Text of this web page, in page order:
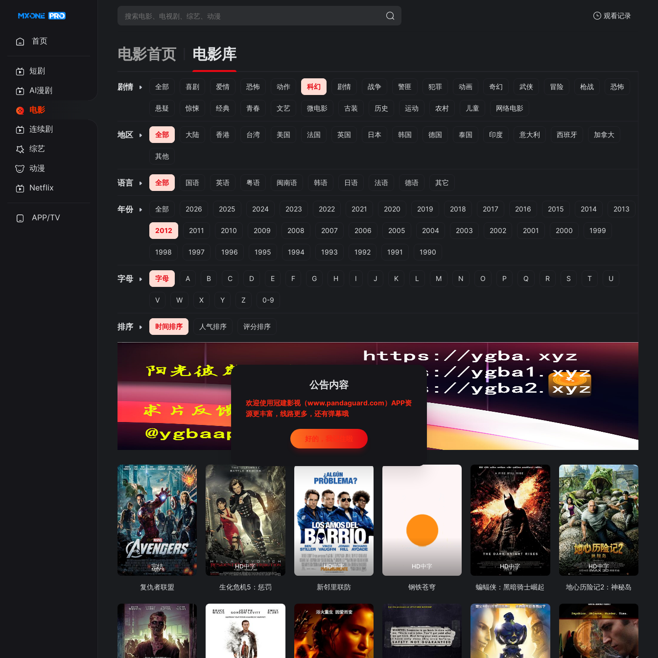
观看记录
首页
短剧
AI漫剧
电影
连续剧
综艺
动漫
Netflix
APP/TV
电影首页 电影库
剧情 全部 喜剧 爱情 恐怖 动作 科幻 剧情 战争 警匪 犯罪 动画 奇幻 武侠 冒险 枪战 恐怖
悬疑 惊悚 经典 青春 文艺 微电影 古装 历史 运动 农村 儿童 网络电影
地区 全部 大陆 香港 台湾 美国 法国 英国 日本 韩国 德国 泰国 印度 意大利 西班牙 加拿大
其他
语言 全部 国语 英语 粤语 闽南语 韩语 日语 法语 德语 其它
年份 全部 2026 2025 2024 2023 2022 2021 2020 2019 2018 2017 2016 2015 2014 2013
2012 2011 2010 2009 2008 2007 2006 2005 2004 2003 2002 2001 2000 1999
1998 1997 1996 1995 1994 1993 1992 1991 1990
字母 字母 A B C D E F G H I J K L M N O P Q R S T U
V W X Y Z 0-9
排序 时间排序 人气排序 评分排序
完结
复仇者联盟
HD中字
生化危机5：惩罚
HD中字
新邻里联防
HD中字
钢铁苍穹
HD中字
蝙蝠侠：黑暗骑士崛起
HD中字
地心历险记2：神秘岛
公告内容
欢迎使用冠建影视（www.pandaguard.com）APP资
源更丰富，线路更多，还有弹幕哦
好的，我记住啦